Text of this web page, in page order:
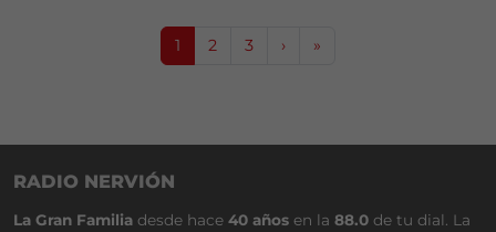
Current Page
1 Page
2 Page
3 › »
RADIO NERVIÓN
La Gran Familia desde hace 40 años en la 88.0 de tu dial. La